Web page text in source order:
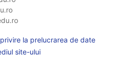
la prelucrarea de date
site-ului